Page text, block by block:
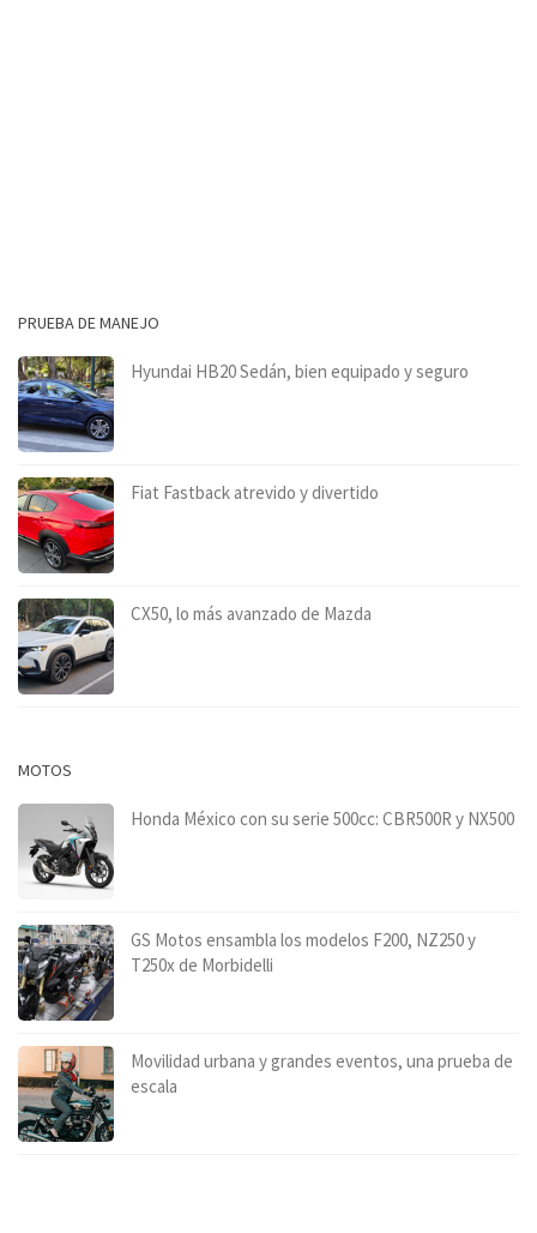
PRUEBA DE MANEJO
Hyundai HB20 Sedán, bien equipado y seguro
Fiat Fastback atrevido y divertido
CX50, lo más avanzado de Mazda
MOTOS
Honda México con su serie 500cc: CBR500R y NX500
GS Motos ensambla los modelos F200, NZ250 y
T250x de Morbidelli
Movilidad urbana y grandes eventos, una prueba de
escala